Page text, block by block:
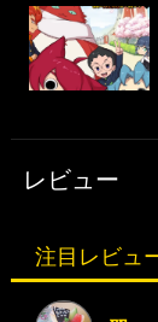
レビュー
注目レビュ